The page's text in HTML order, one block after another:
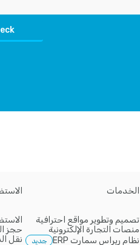
الخدمات
تصميم وتطوير مواقع احترافية
منصات التجارة الإلكترونية
نظام ريراس سمارت ERP
جديد
حجز
نقل